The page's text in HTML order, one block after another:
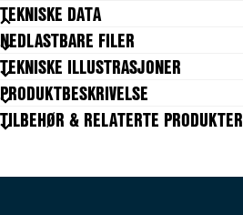
TEKNISKE DATA
Materiale aksel
Materiale akseltetning
Materiale elastomerer Nitril
Materiale tetninger
NEDLASTBARE FILER
TEKNISKE ILLUSTRASJONER
PRODUKTBESKRIVELSE
TILBEHØR & RELATERTE PRODUKTER